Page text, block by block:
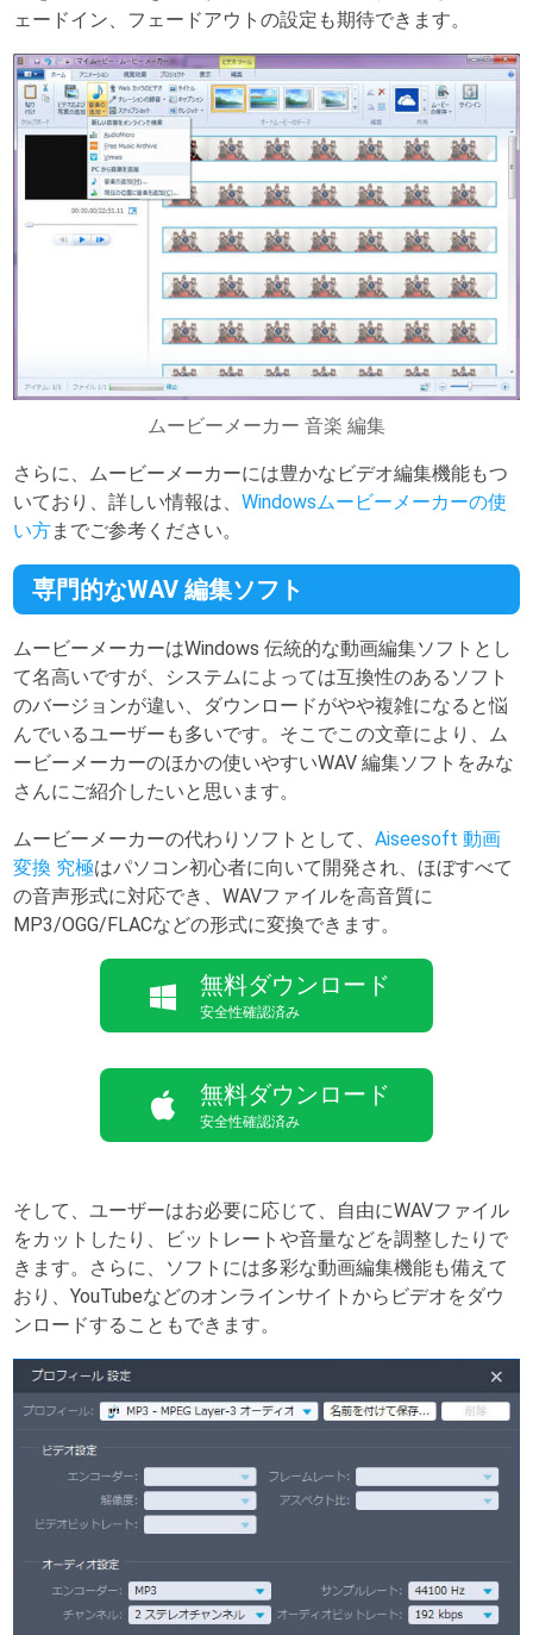
ェードイン、フェードアウトの設定も期待できます。
ムービーメーカー 音楽 編集
さらに、ムービーメーカーには豊かなビデオ編集機能もつ
いており、詳しい情報は、Windowsムービーメーカーの使
い方までご参考ください。
専門的なWAV 編集ソフト
ムービーメーカーはWindows 伝統的な動画編集ソフトとし
て名高いですが、システムによっては互換性のあるソフト
のバージョンが違い、ダウンロードがやや複雑になると悩
んでいるユーザーも多いです。そこでこの文章により、ム
ービーメーカーのほかの使いやすいWAV 編集ソフトをみな
さんにご紹介したいと思います。
ムービーメーカーの代わりソフトとして、Aiseesoft 動画
変換 究極はパソコン初心者に向いて開発され、ほぼすべて
の音声形式に対応でき、WAVファイルを高音質に
MP3/OGG/FLACなどの形式に変換できます。
無料ダウンロード
安全性確認済み
無料ダウンロード
安全性確認済み
そして、ユーザーはお必要に応じて、自由にWAVファイル
をカットしたり、ビットレートや音量などを調整したりで
きます。さらに、ソフトには多彩な動画編集機能も備えて
おり、YouTubeなどのオンラインサイトからビデオをダウ
ンロードすることもできます。